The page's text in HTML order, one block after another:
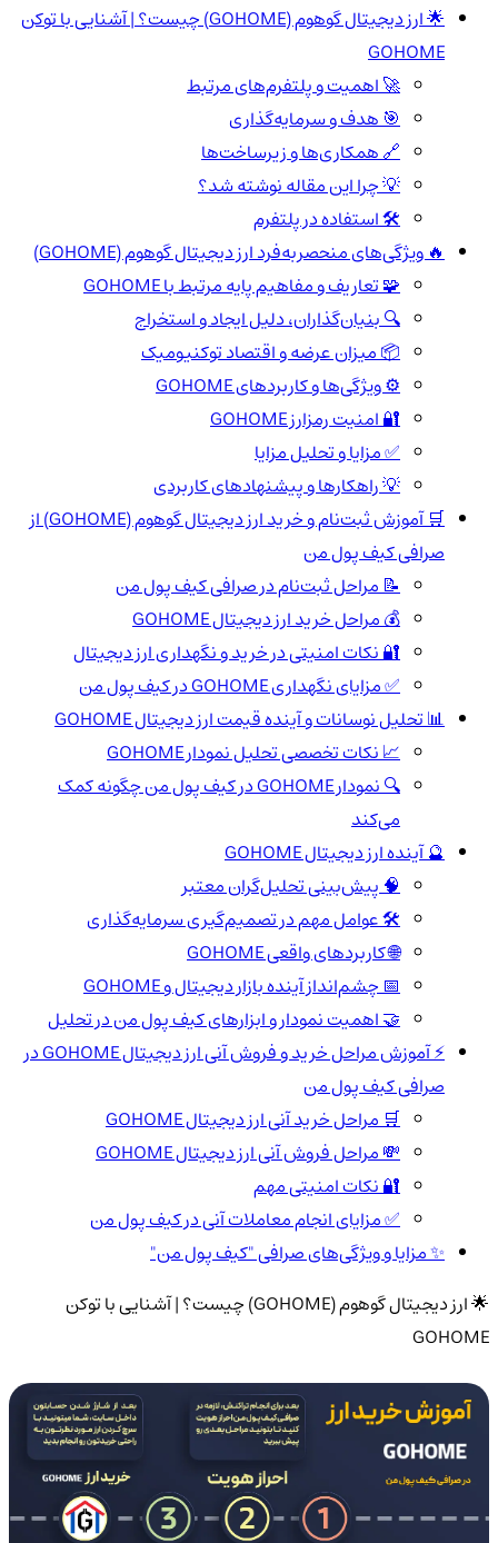
🌟 ارز دیجیتال گوهوم (GOHOME) چیست؟ | آشنایی با توکن
GOHOME
🚀 اهمیت و پلتفرم‌های مرتبط
🎯 هدف و سرمایه‌گذاری
🔗 همکاری‌ها و زیرساخت‌ها
💡 چرا این مقاله نوشته شد؟
🛠️ استفاده در پلتفرم
🔥 ویژگی‌های منحصر‌به‌فرد ارز دیجیتال گوهوم (GOHOME)
🧩 تعاریف و مفاهیم پایه مرتبط با GOHOME
🔍 بنیان‌گذاران، دلیل ایجاد و استخراج
📦 میزان عرضه و اقتصاد توکنیومیک
⚙️ ویژگی‌ها و کاربردهای GOHOME
🔐 امنیت رمزارز GOHOME
✅ مزایا و تحلیل مزایا
💡 راهکارها و پیشنهادهای کاربردی
🛒 آموزش ثبت‌نام و خرید ارز دیجیتال گوهوم (GOHOME) از
صرافی کیف پول من
📝 مراحل ثبت‌نام در صرافی کیف پول من
💰 مراحل خرید ارز دیجیتال GOHOME
🔐 نکات امنیتی در خرید و نگهداری ارز دیجیتال
✅ مزایای نگهداری GOHOME در کیف پول من
📊 تحلیل نوسانات و آینده قیمت ارز دیجیتال GOHOME
📈 نکات تخصصی تحلیل نمودار GOHOME
🔍 نمودار GOHOME در کیف پول من چگونه کمک
می‌کند
🔮 آینده ارز دیجیتال GOHOME
🧠 پیش‌بینی تحلیل‌گران معتبر
🛠️ عوامل مهم در تصمیم‌گیری سرمایه‌گذاری
🌐 کاربردهای واقعی GOHOME
📅 چشم‌انداز آینده بازار دیجیتال و GOHOME
🤝 اهمیت نمودار و ابزارهای کیف پول من در تحلیل
⚡ آموزش مراحل خرید و فروش آنی ارز دیجیتال GOHOME در
صرافی کیف پول من
🛒 مراحل خرید آنی ارز دیجیتال GOHOME
💸 مراحل فروش آنی ارز دیجیتال GOHOME
🔐 نکات امنیتی مهم
✅ مزایای انجام معاملات آنی در کیف پول من
✨ مزایا و ویژگی‌های صرافی "کیف پول من"
🌟 ارز دیجیتال گوهوم (GOHOME) چیست؟ | آشنایی با توکن
GOHOME